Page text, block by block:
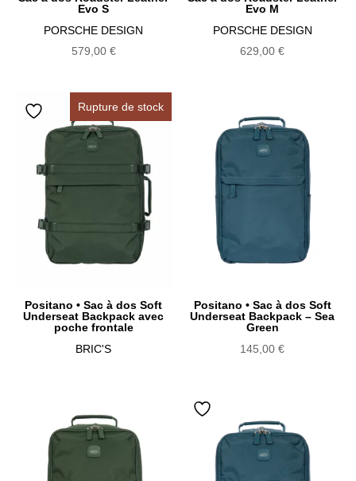
Evo S
PORSCHE DESIGN
579,00 €
Evo M
PORSCHE DESIGN
629,00€
Rupture de stock
Positano • Sac à dos Soft
Underseat Backpack avec
poche frontale
BRIC'S
Positano • Sac à dos Soft
Underseat Backpack – Sea
Green
145,00€